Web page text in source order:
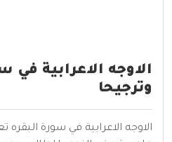
الاوجه الاعرابية في
وترجيحا
الاوجه الاعرابية في سورة البقره